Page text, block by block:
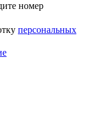
номер
персональных